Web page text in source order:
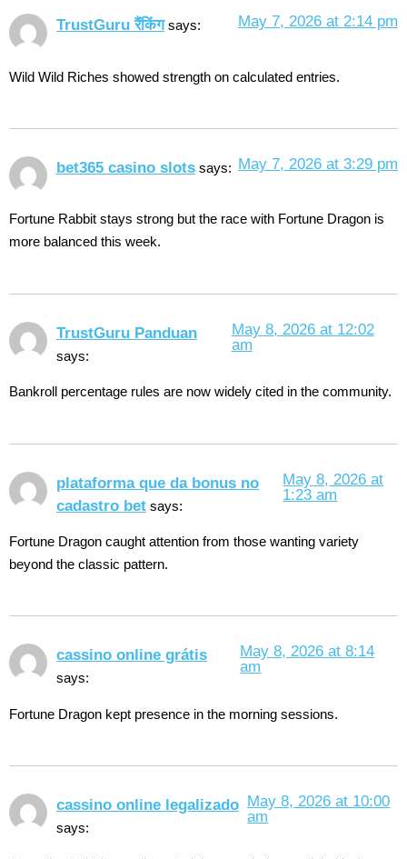
TrustGuru रैंकिंग says: May 7, 2026 at 2:14 pm
Wild Wild Riches showed strength on calculated entries.
bet365 casino slots says: May 7, 2026 at 3:29 pm
Fortune Rabbit stays strong but the race with Fortune Dragon is
more balanced this week.
TrustGuru Panduan
says:
May 8, 2026 at 12:02
am
Bankroll percentage rules are now widely cited in the community.
plataforma que da bonus no
cadastro bet says:
May 8, 2026 at
1:23 am
Fortune Dragon caught attention from those wanting variety
beyond the classic pattern.
cassino online grátis
says:
May 8, 2026 at 8:14
am
Fortune Dragon kept presence in the morning sessions.
cassino online legalizado
says:
May 8, 2026 at 10:00
am